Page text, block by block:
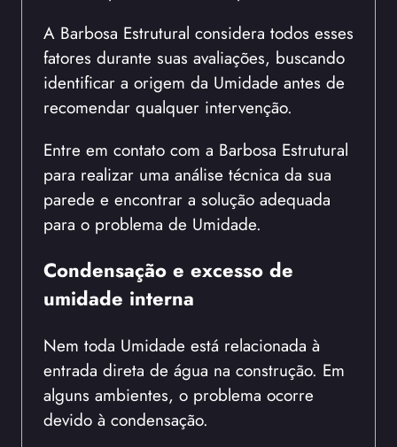
A Barbosa Estrutural considera todos esses
fatores durante suas avaliações, buscando
identificar a origem da Umidade antes de
recomendar qualquer intervenção.
Entre em contato com a Barbosa Estrutural
para realizar uma análise técnica da sua
parede e encontrar a solução adequada
para o problema de Umidade.
Condensação e excesso de
umidade interna
Nem toda Umidade está relacionada à
entrada direta de água na construção. Em
alguns ambientes, o problema ocorre
devido à condensação.